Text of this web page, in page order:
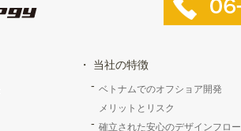
当社の特徴
ベトナムでのオフショア開発
メリットとリスク
確立された安心のデザインフロー